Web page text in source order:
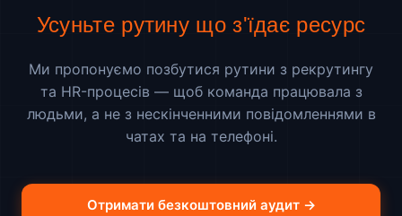
Усуньте рутину що з'їдає ресурс
Ми пропонуємо позбутися рутини з рекрутингу
та HR-процесів — щоб команда працювала з
людьми, а не з нескінченними повідомленнями в
чатах та на телефоні.
Отримати безкоштовний аудит →